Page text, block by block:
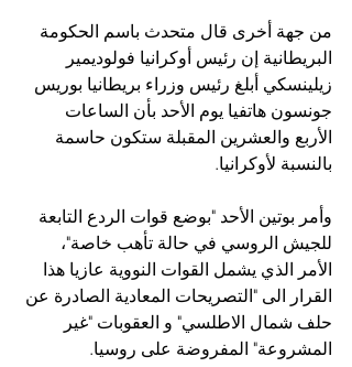
من جهة أخرى قال متحدث باسم الحكومة
البريطانية إن رئيس أوكرانيا فولوديمير
زيلينسكي أبلغ رئيس وزراء بريطانيا بوريس
جونسون هاتفيا يوم الأحد بأن الساعات
الأربع والعشرين المقبلة ستكون حاسمة
بالنسبة لأوكرانيا.
وأمر بوتين الأحد "بوضع قوات الردع التابعة
للجيش الروسي في حالة تأهب خاصة"،
الأمر الذي يشمل القوات النووية عازيا هذا
القرار الى "التصريحات المعادية الصادرة عن
حلف شمال الاطلسي" و العقوبات "غير
المشروعة" المفروضة على روسيا.